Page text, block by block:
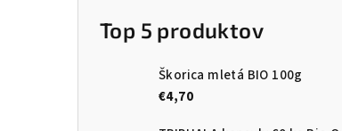
Top 5 produktov
Škorica mletá BIO 100g
€4,70